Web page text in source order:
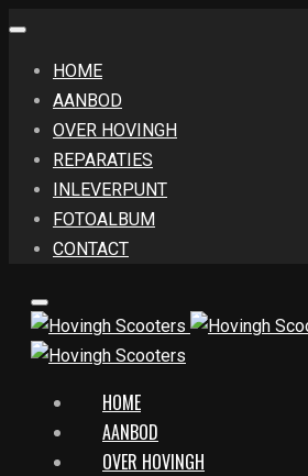
HOME
AANBOD
OVER HOVINGH
REPARATIES
INLEVERPUNT
FOTOALBUM
CONTACT
HOME
AANBOD
OVER HOVINGH